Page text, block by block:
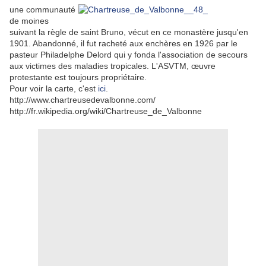
une communauté
de moines
suivant la règle de saint Bruno, vécut en ce monastère jusqu'en
1901. Abandonné, il fut racheté aux enchères en 1926 par le
pasteur Philadelphe Delord qui y fonda l'association de secours
aux victimes des maladies tropicales. L'ASVTM, œuvre
protestante est toujours propriétaire.
Pour voir la carte, c'est ici
http://www.chartreusedevalbonne.com/
http://fr.wikipedia.org/wiki/Chartreuse_de_Valbonne